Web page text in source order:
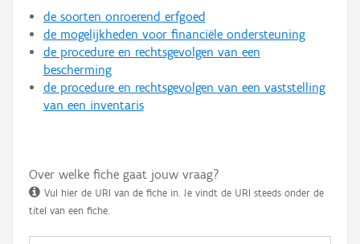
de soorten onroerend erfgoed
de mogelijkheden voor financiële ondersteuning
de procedure en rechtsgevolgen van een
bescherming
de procedure en rechtsgevolgen van een vaststelling
van een inventaris
Over welke fiche gaat jouw vraag?
Vul hier de URI van de fiche in. Je vindt de URI steeds onder de
titel van een fiche.